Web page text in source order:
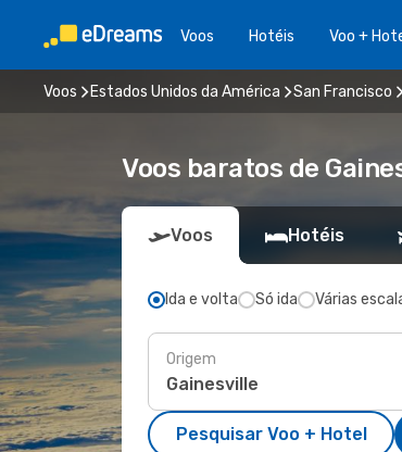
Voos Hotéis Voo +
Voos Estados Unidos da América San Francisco
Voos baratos de
Voos Hotéis
Ida e volta Só ida Várias
Origem
Pesquisar Voo + Hotel